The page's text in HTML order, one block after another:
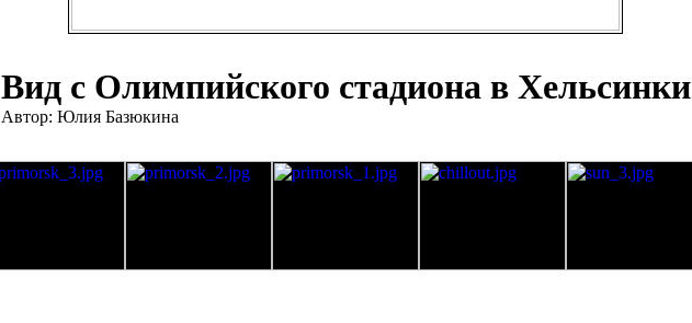
Вид с Олимпийского стадиона в Хельсинки
Автор: Юлия Базюкина